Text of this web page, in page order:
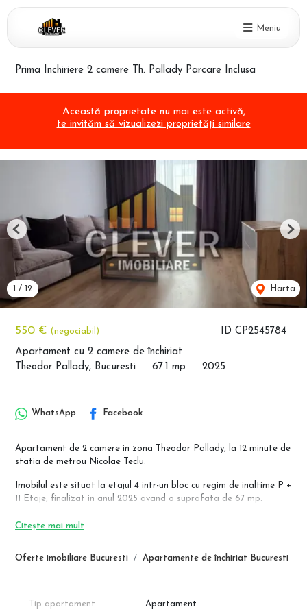
Meniu
Prima Inchiriere 2 camere Th. Pallady Parcare Inclusa
Această proprietate nu mai este activă,
te invităm să vizualizezi proprietăți similare
ID CP2545784
550 € (negociabil)
Apartament cu 2 camere de închiriat
Theodor Pallady, Bucuresti
67.1 mp 2025
/ 12 Harta
Previous
Oferte imobiliare Bucuresti Apartamente de închiriat Bucuresti
WhatsApp Facebook
Apartament de 2 camere in zona Theodor Pallady, la 12 minute de
statia de metrou Nicolae Teclu.
Imobilul este situat la etajul 4 intr-un bloc cu regim de inaltime P +
11 Etaje, finalizat in anul 2025 avand o suprafata de 67 mp.
Apartamentul este mobilat si utilat complet, iar bucataria este
AC, dormitor cu pat matrimonial si baie
*Localizare: Drumul Gura Putnei, la o distanta de 12 minute de
statia de metrou Nicolae Teclu
Citește mai mult
Tip apartament Apartament